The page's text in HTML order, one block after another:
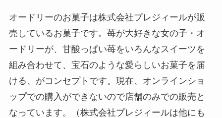
オードリーのお菓子は株式会社プレジィールが販
売しているお菓子です。苺が大好きな女の子・オ
ードリーが、甘酸っぱい苺をいろんなスイーツを
組み合わせて、宝石のような愛らしいお菓子を届
ける、がコンセプトです。現在、オンラインショ
ップでの購入ができないので店舗のみでの販売と
なっています。（株式会社プレジィールは他にも